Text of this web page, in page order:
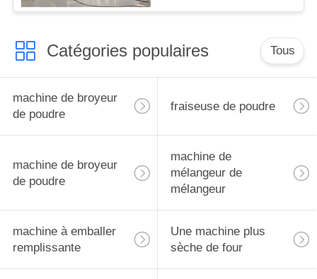
Catégories populaires Tous
machine de broyeur
de poudre
fraiseuse de poudre
machine de broyeur
de poudre
machine de
mélangeur de
mélangeur
machine à emballer
remplissante
Une machine plus
sèche de four